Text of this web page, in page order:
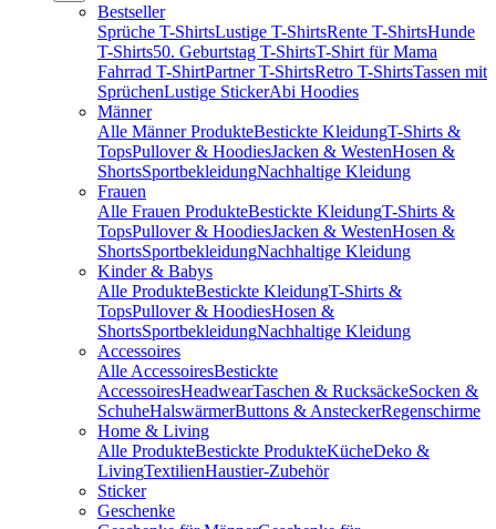
Bestseller
Sprüche T-ShirtsLustige T-ShirtsRente T-ShirtsHunde
T-Shirts50. Geburtstag T-ShirtsT-Shirt für Mama
Fahrrad T-ShirtPartner T-ShirtsRetro T-ShirtsTassen mit
SprüchenLustige StickerAbi Hoodies
Männer
Alle Männer ProdukteBestickte KleidungT-Shirts &
TopsPullover & HoodiesJacken & WestenHosen &
ShortsSportbekleidungNachhaltige Kleidung
Frauen
Alle Frauen ProdukteBestickte KleidungT-Shirts &
TopsPullover & HoodiesJacken & WestenHosen &
ShortsSportbekleidungNachhaltige Kleidung
Kinder & Babys
Alle ProdukteBestickte KleidungT-Shirts &
TopsPullover & HoodiesHosen &
ShortsSportbekleidungNachhaltige Kleidung
Accessoires
Alle AccessoiresBestickte
AccessoiresHeadwearTaschen & RucksäckeSocken &
SchuheHalswärmerButtons & AnsteckerRegenschirme
Home & Living
Alle ProdukteBestickte ProdukteKücheDeko &
LivingTextilienHaustier-Zubehör
Sticker
Geschenke